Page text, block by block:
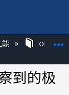
能 ONTAP
到的极